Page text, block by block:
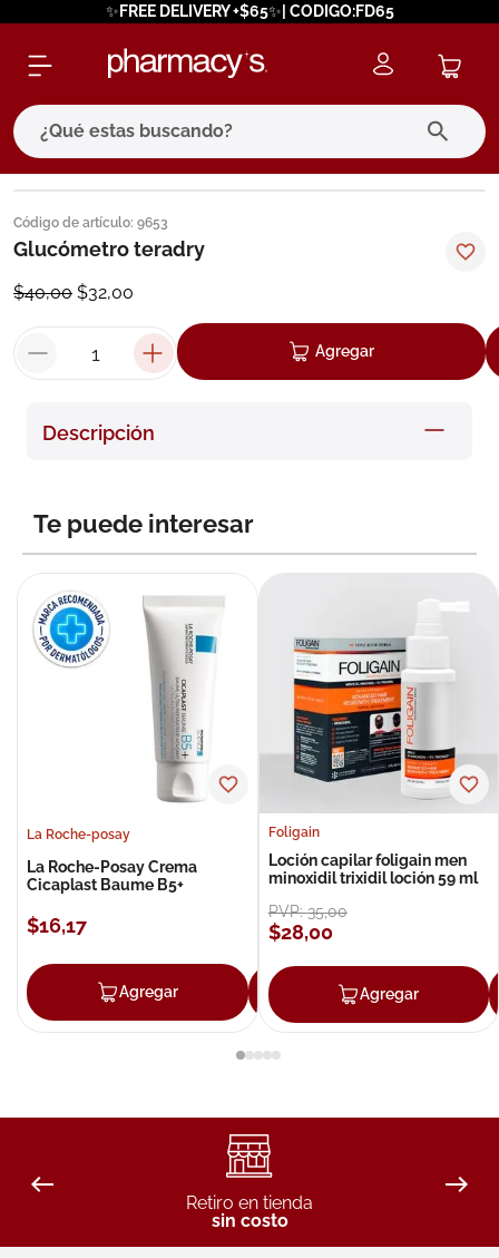
✨FREE DELIVERY +$65✨| CODIGO:FD65
¿Qué estas buscando?
Código de artículo: 9653
Glucómetro teradry
$40,00 $32,00
Agregar
Descripción
Te puede interesar
La Roche-posay
La Roche-Posay Crema
Cicaplast Baume B5+
$16,17
Agregar Agregar
Foligain
Loción capilar foligain men
minoxidil trixidil loción 59 ml
PVP:35,00
$28,00
Agregar
Retiro en tienda
sin costo
términos más buscados
1. eucerin
2. protector solar
3. bioderma
pilexil
6. degraler
8. roche posay
9. isdin
10.neumoflux